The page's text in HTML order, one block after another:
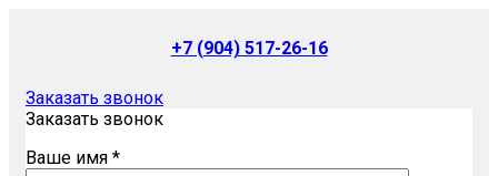
+7 (904) 517-26-16
Заказать звонок
Заказать звонок
Ваше имя *